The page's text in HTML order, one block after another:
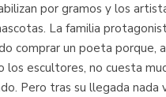
por gramos y los
La familia
comprar un poeta porque,
los escultores, no cuesta
Pero tras su llegada nada